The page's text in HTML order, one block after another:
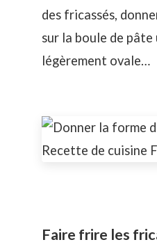
des fricassés,
sur la boule de pâte
légèrement ovale…
Faire frire les